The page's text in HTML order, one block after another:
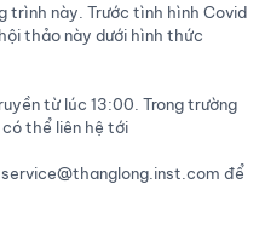
trình này. Trước tình hình Covid
thảo này dưới hình thức
từ lúc 13:00. Trong trường
thể liên hệ tới
để